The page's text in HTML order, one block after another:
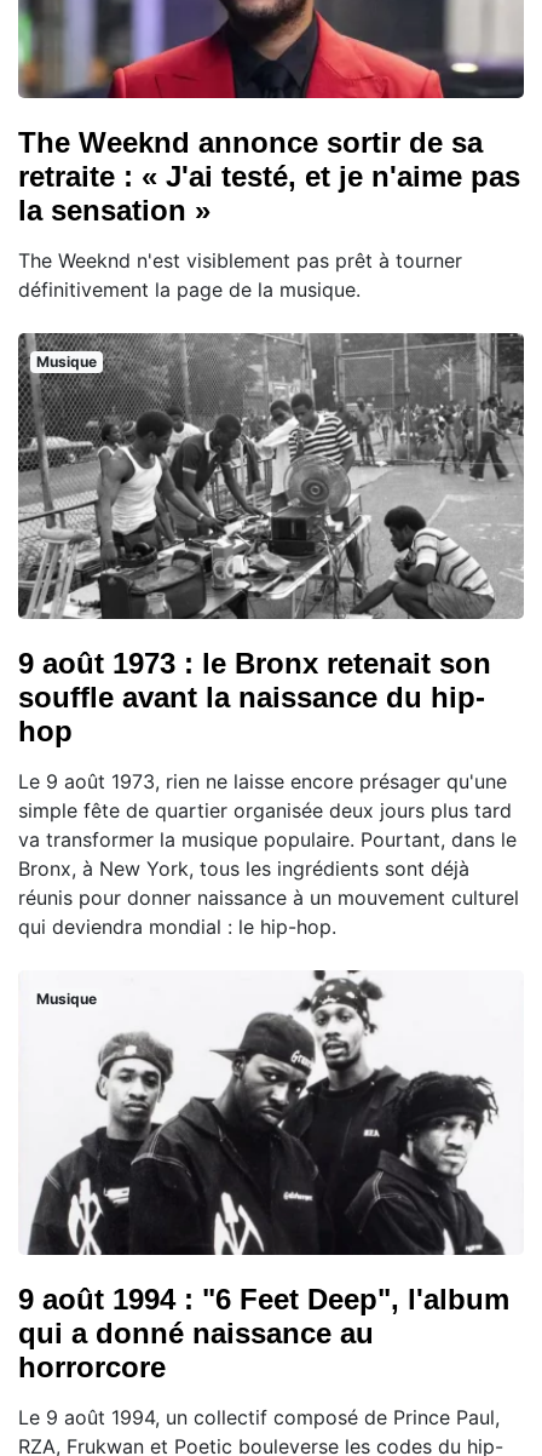
The Weeknd annonce sortir de sa
retraite : « J'ai testé, et je n'aime pas
la sensation »
The Weeknd n'est visiblement pas prêt à tourner
définitivement la page de la musique.
Musique
9 août 1973 : le Bronx retenait son
souffle avant la naissance du hip-
hop
Le 9 août 1973, rien ne laisse encore présager qu'une
simple fête de quartier organisée deux jours plus tard
va transformer la musique populaire. Pourtant, dans le
Bronx, à New York, tous les ingrédients sont déjà
réunis pour donner naissance à un mouvement culturel
qui deviendra mondial : le hip-hop.
Musique
9 août 1994 : "6 Feet Deep", l'album
qui a donné naissance au
horrorcore
Le 9 août 1994, un collectif composé de Prince Paul,
RZA, Frukwan et Poetic bouleverse les codes du hip-